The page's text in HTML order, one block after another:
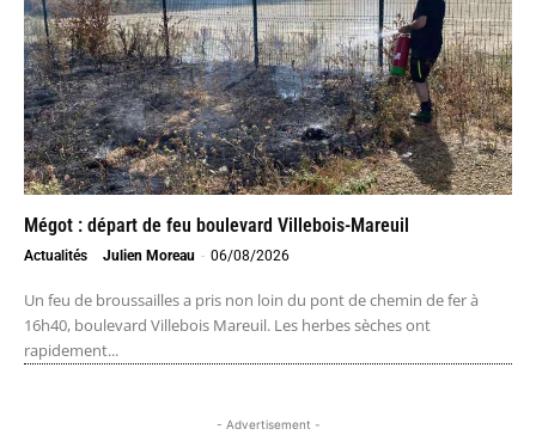
Mégot : départ de feu boulevard Villebois-Mareuil
Actualités Julien Moreau - 06/08/2026
Un feu de broussailles a pris non loin du pont de chemin de fer à
16h40, boulevard Villebois Mareuil. Les herbes sèches ont
rapidement...
- Advertisement -